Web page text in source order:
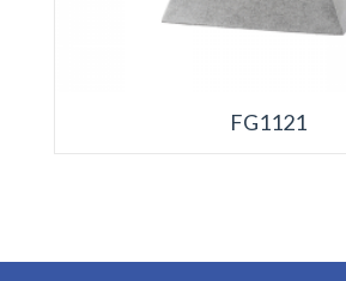
FG1121